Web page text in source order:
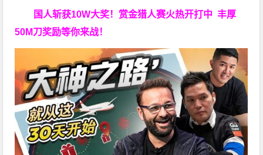
国人斩获10W大奖！ 赏金猎人赛火热开打中 丰厚
50M刀奖励等你来战！